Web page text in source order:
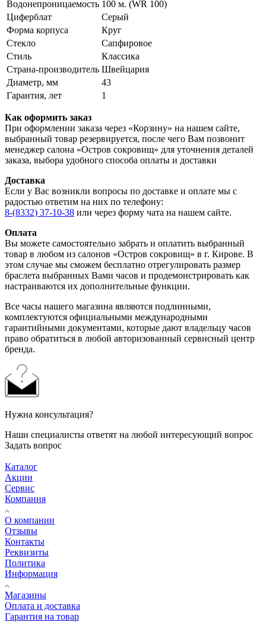
Водонепроницаемость 100 м. (WR 100)
Циферблат
Серый
Форма корпуса
Круг
Стекло
Сапфировое
Стиль
Классика
Страна-производитель Швейцария
Диаметр, мм
43
Гарантия, лет
1
Как оформить заказ
При оформлении заказа через «Корзину» на нашем сайте,
выбранный товар резервируется, после чего Вам позвонит
менеджер салона «Остров сокровищ» для уточнения деталей
заказа, выбора удобного способа оплаты и доставки
Доставка
Если у Вас возникли вопросы по доставке и оплате мы с
радостью ответим на них по телефону:
8-(8332) 37-10-38 или через форму чата на нашем сайте.
Оплата
Вы можете самостоятельно забрать и оплатить выбранный
товар в любом из салонов «Остров сокровищ» в г. Кирове. В
этом случае мы сможем бесплатно отрегулировать размер
браслета выбранных Вами часов и продемонстрировать как
настраиваются их дополнительные функции.
Все часы нашего магазина являются подлинными,
комплектуются официальными международными
гарантийными документами, которые дают владельцу часов
право обратиться в любой авторизованный сервисный центр
бренда.
Нужна консультация?
Наши специалисты ответят на любой интересующий вопрос
Задать вопрос
Каталог
Акции
Сервис
Компания
О компании
Отзывы
Контакты
Реквизиты
Политика
Информация
Магазины
Оплата и доставка
Гарантия на товар